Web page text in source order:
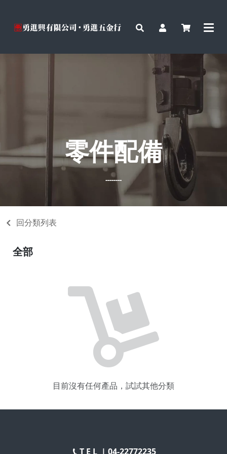
零件配備
--------
回分類列表
目前沒有任何產品，試試其他分類
全部
T E L | 04-22772235